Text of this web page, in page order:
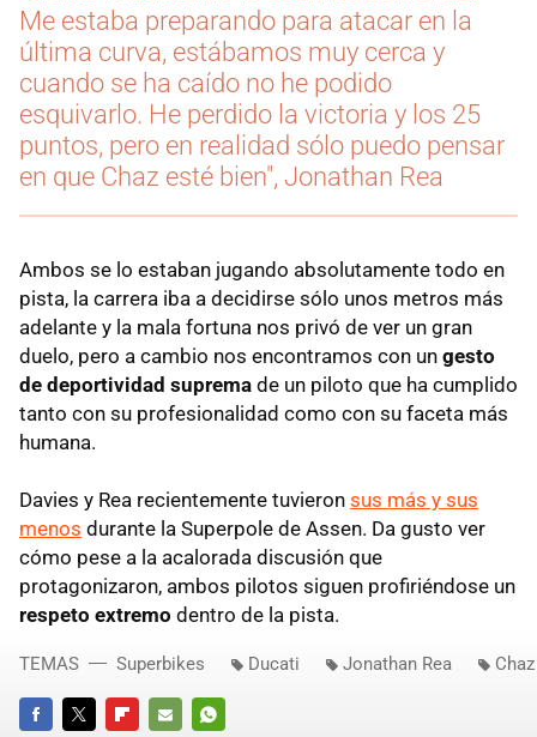
Me estaba preparando para atacar en la
última curva, estábamos muy cerca y
cuando se ha caído no he podido
esquivarlo. He perdido la victoria y los 25
puntos, pero en realidad sólo puedo pensar
en que Chaz esté bien", Jonathan Rea
Ambos se lo estaban jugando absolutamente todo en
pista, la carrera iba a decidirse sólo unos metros más
adelante y la mala fortuna nos privó de ver un gran
duelo, pero a cambio nos encontramos con un gesto
de deportividad suprema de un piloto que ha cumplido
tanto con su profesionalidad como con su faceta más
humana.
Davies y Rea recientemente tuvieron sus más y sus
menos durante la Superpole de Assen. Da gusto ver
cómo pese a la acalorada discusión que
protagonizaron, ambos pilotos siguen profiriéndose un
respeto extremo dentro de la pista.
TEMAS Superbikes Ducati Jonathan Rea